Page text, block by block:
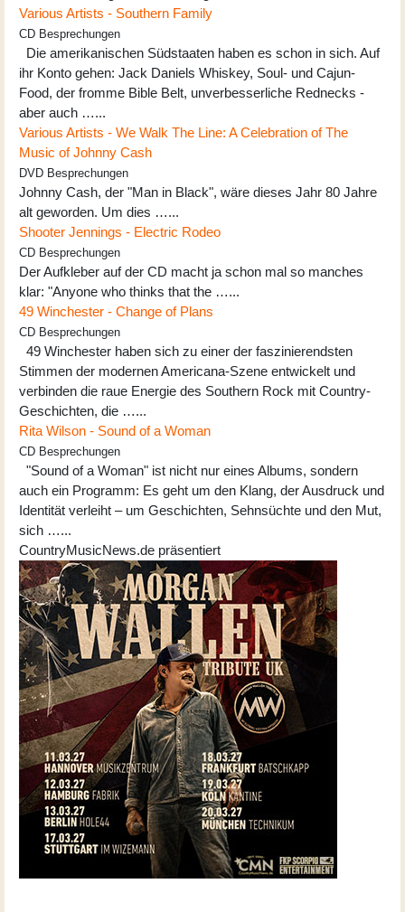
Various Artists - Southern Family
CD Besprechungen
Die amerikanischen Südstaaten haben es schon in sich. Auf
ihr Konto gehen: Jack Daniels Whiskey, Soul- und Cajun-
Food, der fromme Bible Belt, unverbesserliche Rednecks -
aber auch …...
Various Artists - We Walk The Line: A Celebration of The
Music of Johnny Cash
DVD Besprechungen
Johnny Cash, der "Man in Black", wäre dieses Jahr 80 Jahre
alt geworden. Um dies …...
Shooter Jennings - Electric Rodeo
CD Besprechungen
Der Aufkleber auf der CD macht ja schon mal so manches
klar: "Anyone who thinks that the …...
49 Winchester - Change of Plans
CD Besprechungen
49 Winchester haben sich zu einer der faszinierendsten
Stimmen der modernen Americana-Szene entwickelt und
verbinden die raue Energie des Southern Rock mit Country-
Geschichten, die …...
Rita Wilson - Sound of a Woman
CD Besprechungen
"Sound of a Woman" ist nicht nur eines Albums, sondern
auch ein Programm: Es geht um den Klang, der Ausdruck und
Identität verleiht – um Geschichten, Sehnsüchte und den Mut,
sich …...
CountryMusicNews.de präsentiert